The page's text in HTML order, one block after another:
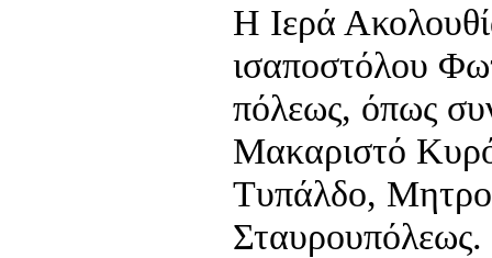
Η Ιερά
ισαποστόλου
πόλεως, όπως
Μακαριστό
Τυπάλδο,
Σταυρουπόλεως.